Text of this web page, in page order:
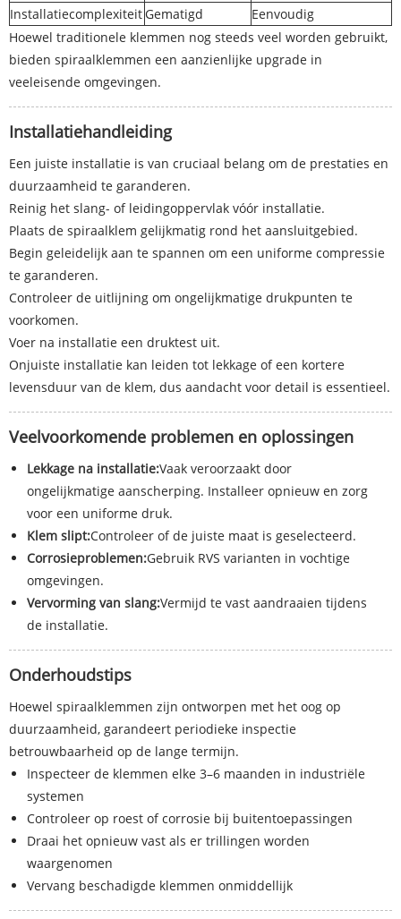
InstallatiecomplexiteitGematigd
Eenvoudig
Hoewel traditionele klemmen nog steeds veel worden gebruikt,
bieden spiraalklemmen een aanzienlijke upgrade in
veeleisende omgevingen.
Installatiehandleiding
Een juiste installatie is van cruciaal belang om de prestaties en
duurzaamheid te garanderen.
Reinig het slang- of leidingoppervlak vóór installatie.
Plaats de spiraalklem gelijkmatig rond het aansluitgebied.
Begin geleidelijk aan te spannen om een ​​uniforme compressie
te garanderen.
Controleer de uitlijning om ongelijkmatige drukpunten te
voorkomen.
Voer na installatie een druktest uit.
Onjuiste installatie kan leiden tot lekkage of een kortere
levensduur van de klem, dus aandacht voor detail is essentieel.
Veelvoorkomende problemen en oplossingen
Lekkage na installatie:Vaak veroorzaakt door
ongelijkmatige aanscherping. Installeer opnieuw en zorg
voor een uniforme druk.
Klem slipt:Controleer of de juiste maat is geselecteerd.
Corrosieproblemen:Gebruik RVS varianten in vochtige
omgevingen.
Vervorming van slang:Vermijd te vast aandraaien tijdens
de installatie.
Onderhoudstips
Hoewel spiraalklemmen zijn ontworpen met het oog op
duurzaamheid, garandeert periodieke inspectie
betrouwbaarheid op de lange termijn.
Inspecteer de klemmen elke 3–6 maanden in industriële
systemen
Controleer op roest of corrosie bij buitentoepassingen
Draai het opnieuw vast als er trillingen worden
waargenomen
Vervang beschadigde klemmen onmiddellijk